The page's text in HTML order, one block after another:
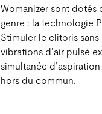
Womanizer sont dotés
genre : la technologie
Stimuler le clitoris
vibrations d’air pulsé
simultanée
hors du commun.